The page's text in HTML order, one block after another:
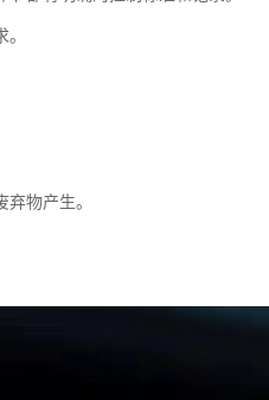
物产生。